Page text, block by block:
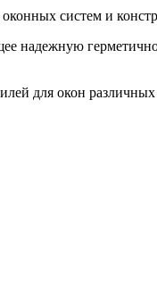
систем и
надежную
для окон различных